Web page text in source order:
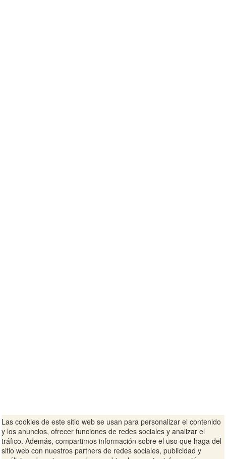
Las cookies de este sitio web se usan para personalizar el contenido
y los anuncios, ofrecer funciones de redes sociales y analizar el
tráfico. Además, compartimos información sobre el uso que haga del
sitio web con nuestros partners de redes sociales, publicidad y